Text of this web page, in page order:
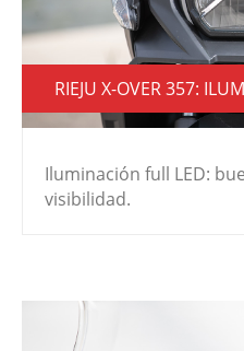
RIEJU X-OVER 357:
Iluminación full LED:
visibilidad.